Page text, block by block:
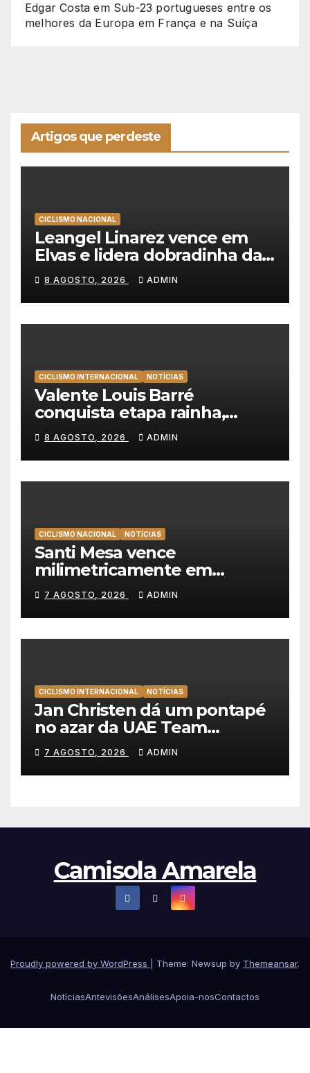
Edgar Costa em Sub-23 portugueses entre os
melhores da Europa em França e na Suíça
Artigos que perdeste
CICLISMO NACIONAL
Leangel Linarez vence em
Elvas e lidera dobradinha da
Tavfer-Ovos Matinados-
Mortágua
8 AGOSTO, 2026 ADMIN
CICLISMO INTERNACIONAL NOTÍCIAS
Valente Louis Barré
conquista etapa rainha,
Christian Scaroni é o novo
líder da Volta a Polónia
8 AGOSTO, 2026 ADMIN
CICLISMO NACIONAL NOTÍCIAS
Santi Mesa vence
milimetricamente em
Albufeira, Rui Oliveira
mantém a amarela da Volta a
Portugal
7 AGOSTO, 2026 ADMIN
CICLISMO INTERNACIONAL NOTÍCIAS
Jan Christen dá um pontapé
no azar da UAE Team
Emirates e vence na Volta a
Polónia
7 AGOSTO, 2026 ADMIN
Camisola Amarela
Proudly powered by WordPress Theme: Newsup by Themeansar.
NotíciasAntevisõesAnálisesApoia-nosContactos